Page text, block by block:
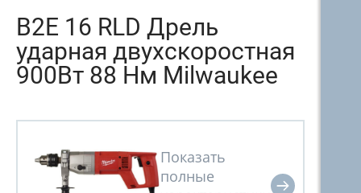
B2E 16 RLD Дрель
ударная двухскоростная
900Вт 88 Нм Milwaukee